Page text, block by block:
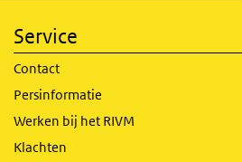
Service
Contact
Persinformatie
Werken bij het RIVM
Klachten